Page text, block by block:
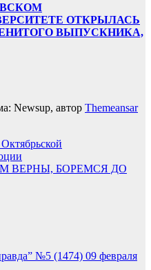
ОТКРЫЛАСЬ
ВЫПУСКНИКА,
Newsup, автор Themeansar
ВЕРНЫ, БОРЕМСЯ ДО
№5 (1474) 09 февраля